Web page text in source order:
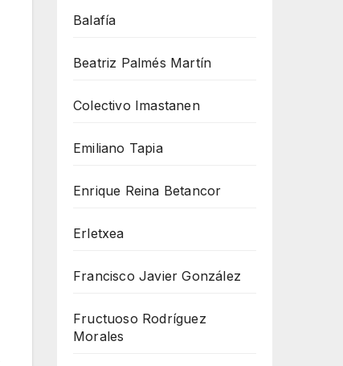
Balafía
Beatriz Palmés Martín
Colectivo Imastanen
Emiliano Tapia
Enrique Reina Betancor
Erletxea
Francisco Javier González
Fructuoso Rodríguez
Morales